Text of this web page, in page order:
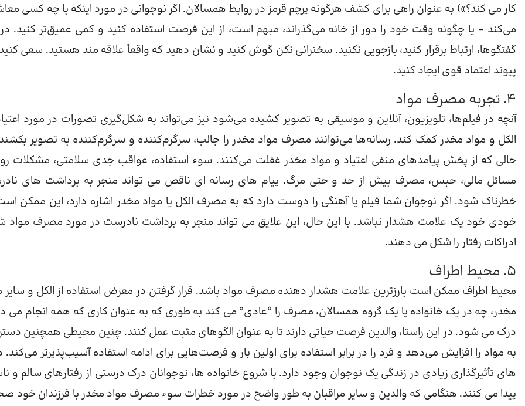
کار می کند؟») به عنوان راهی برای کشف هرگونه پرچم قرمز در روابط همسالان. اگر نوجوانی در مورد اینکه با چه کسی
می‌کند – یا چگونه وقت خود را دور از خانه می‌گذراند، مبهم است، از این فرصت استفاده کنید و کمی عمیق‌تر کنید.
گفتگوها، ارتباط برقرار کنید، بازجویی نکنید. سخنرانی نکن گوش کنید و نشان دهید که واقعاً علاقه مند هستید. سعی
پیوند اعتماد قوی ایجاد کنید.
4. تجربه مصرف مواد
آنچه در فیلم‌ها، تلویزیون، آنلاین و موسیقی به تصویر کشیده می‌شود نیز می‌تواند به شکل‌گیری تصورات در مورد
الکل و مواد مخدر کمک کند. رسانه‌ها می‌توانند مصرف مواد مخدر را جالب، سرگرم‌کننده و سرگرم‌کننده به تصویر
حالی که از پخش پیامدهای منفی اعتیاد و مواد مخدر غفلت می‌کنند. سوء استفاده، عواقب جدی سلامتی، مشکلات
مسائل مالی، حبس، مصرف بیش از حد و حتی مرگ. پیام های رسانه ای ناقص می تواند منجر به برداشت های
خطرناک شود. اگر نوجوان شما فیلم یا آهنگی را دوست دارد که به مصرف الکل یا مواد مخدر اشاره دارد، این ممکن
خودی خود یک علامت هشدار نباشد. با این حال، این علایق می تواند منجر به برداشت نادرست در مورد مصرف مواد
ادراکات رفتار را شکل می دهند.
5. محیط اطراف
محیط اطراف ممکن است بارزترین علامت هشدار دهنده مصرف مواد باشد. قرار گرفتن در معرض استفاده از الکل و سایر
مخدر، چه در یک خانواده یا یک گروه همسالان، مصرف را “عادی” می کند به طوری که به عنوان کاری که همه انجام می
درک می شود. در این راستا، والدین فرصت حیاتی دارند تا به عنوان الگوهای مثبت عمل کنند. چنین محیطی همچنین
به مواد را افزایش می‌دهد و فرد را در برابر استفاده برای اولین بار و فرصت‌هایی برای ادامه استفاده آسیب‌پذیرتر می‌کند.
های تأثیرگذاری زیادی در زندگی یک نوجوان وجود دارد. با شروع خانواده ها، نوجوانان درک درستی از رفتارهای سالم و
پیدا می کنند. هنگامی که والدین و سایر مراقبان به طور واضح در مورد خطرات سوء مصرف مواد مخدر با فرزندان خود